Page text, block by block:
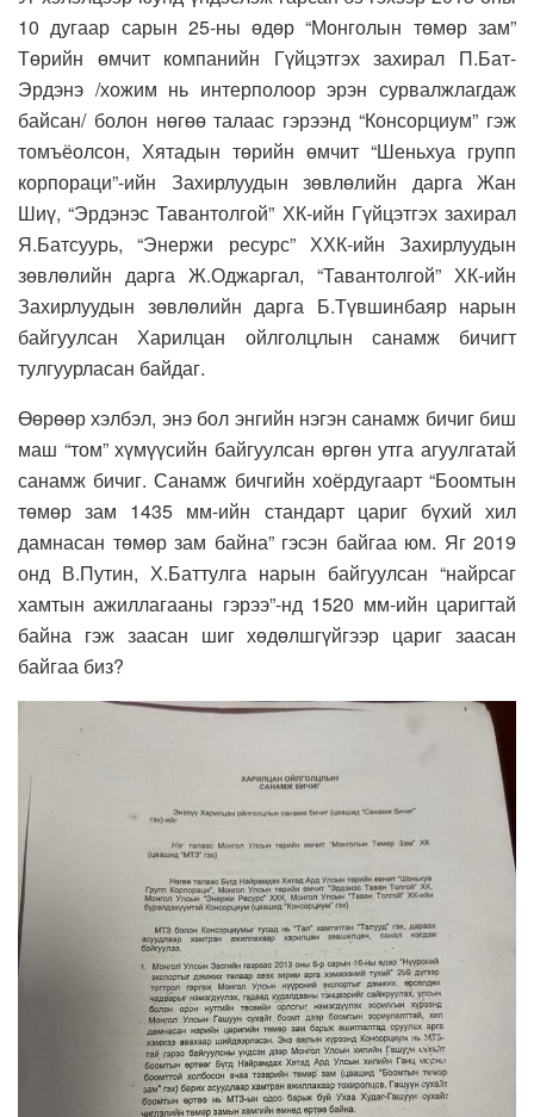
10 дугаар сарын 25-ны өдөр “Монголын төмөр зам”
Төрийн өмчит компанийн Гүйцэтгэх захирал П.Бат-
Эрдэнэ /хожим нь интерполоор эрэн сурвалжлагдаж
байсан/ болон нөгөө талаас гэрээнд “Консорциум” гэж
томъёолсон, Хятадын төрийн өмчит “Шеньхуа групп
корпораци”-ийн Захирлуудын зөвлөлийн дарга Жан
Шиү, “Эрдэнэс Тавантолгой” ХК-ийн Гүйцэтгэх захирал
Я.Батсуурь, “Энержи ресурс” ХХК-ийн Захирлуудын
зөвлөлийн дарга Ж.Оджаргал, “Тавантолгой” ХК-ийн
Захирлуудын зөвлөлийн дарга Б.Түвшинбаяр нарын
байгуулсан Харилцан ойлголцлын санамж бичигт
тулгуурласан байдаг.
Өөрөөр хэлбэл, энэ бол энгийн нэгэн санамж бичиг биш
маш “том” хүмүүсийн байгуулсан өргөн утга агуулгатай
санамж бичиг. Санамж бичгийн хоёрдугаарт “Боомтын
төмөр зам 1435 мм-ийн стандарт цариг бүхий хил
дамнасан төмөр зам байна” гэсэн байгаа юм. Яг 2019
онд В.Путин, Х.Баттулга нарын байгуулсан “найрсаг
хамтын ажиллагааны гэрээ”-нд 1520 мм-ийн царигтай
байна гэж заасан шиг хөдөлшгүйгээр цариг заасан
байгаа биз?